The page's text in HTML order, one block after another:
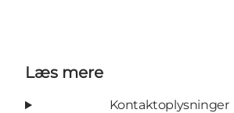
Læs mere
Kontaktoplysninger